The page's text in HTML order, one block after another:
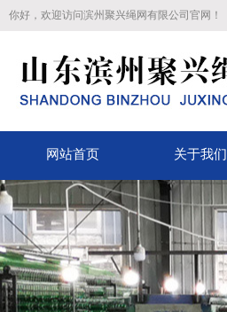
你好，欢迎访问滨州聚兴绳网有限公司官网！
网站首页 关于我们